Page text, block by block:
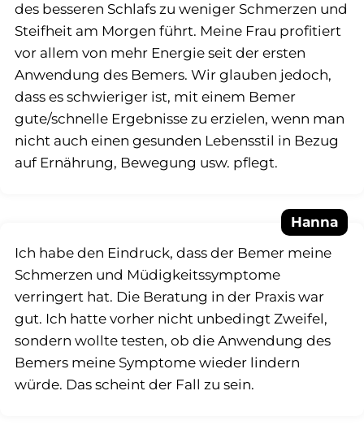
des besseren Schlafs zu weniger Schmerzen und
Steifheit am Morgen führt. Meine Frau profitiert
vor allem von mehr Energie seit der ersten
Anwendung des Bemers. Wir glauben jedoch,
dass es schwieriger ist, mit einem Bemer
gute/schnelle Ergebnisse zu erzielen, wenn man
nicht auch einen gesunden Lebensstil in Bezug
auf Ernährung, Bewegung usw. pflegt.
Hanna
Ich habe den Eindruck, dass der Bemer meine
Schmerzen und Müdigkeitssymptome
verringert hat. Die Beratung in der Praxis war
gut. Ich hatte vorher nicht unbedingt Zweifel,
sondern wollte testen, ob die Anwendung des
Bemers meine Symptome wieder lindern
würde. Das scheint der Fall zu sein.